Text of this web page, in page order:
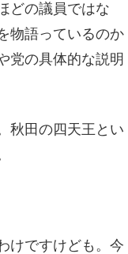
どの議員ではな
物語っているのか
党の具体的な説明
秋田の四天王とい
けですけども。今